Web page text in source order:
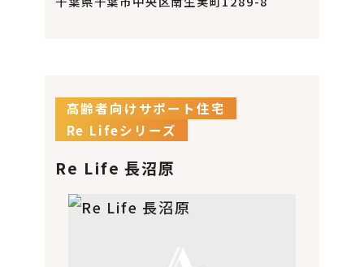
高齢者向けサポート住宅
Re Lifeシリーズ
Re Life 長沼原